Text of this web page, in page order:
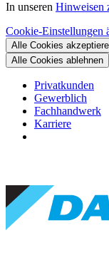
In unseren Hinweisen
Cookie-Einstellungen
Alle Cookies
Alle Cookies ablehnen
Privatkunden
Gewerblich
Fachhandwerk
Karriere